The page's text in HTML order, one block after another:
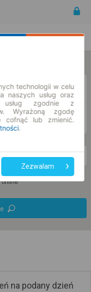
-- : --
online
na podany dzień
technologii w celu
naszych usług oraz
usług zgodnie z
Wyrażoną zgodę
cofnąć lub zmienić.
.
Zezwalam